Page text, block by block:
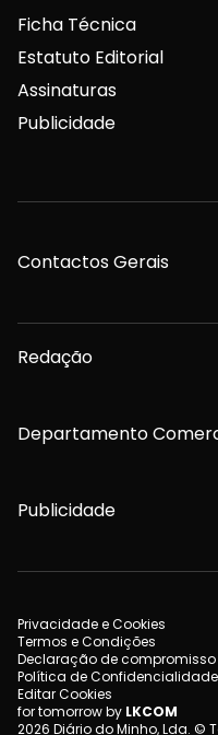
Ficha Técnica
Estatuto Editorial
Assinaturas
Publicidade
Contactos Gerais
Redação
Departamento
Publicidade
Privacidade e Cookies
Termos e Condições
Declaração de compromisso
Política de Confidencialidade
Editar Cookies
for tomorrow by LKCOM
2026 Diário do Minho, Lda. ©